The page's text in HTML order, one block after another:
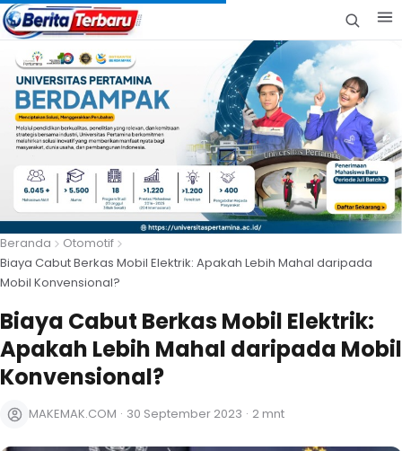
Beranda
Otomotif
Biaya Cabut Berkas Mobil Elektrik: Apakah Lebih Mahal daripada
Mobil Konvensional?
Biaya Cabut Berkas Mobil Elektrik:
Apakah Lebih Mahal daripada Mobil
Konvensional?
MAKEMAK.COM · 30 September 2023 · 2 mnt